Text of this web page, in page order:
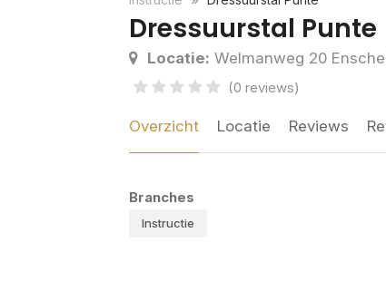
Dressuurstal Punte
Locatie: Welmanweg 20
(0 reviews)
Overzicht Locatie Reviews
Branches
Instructie